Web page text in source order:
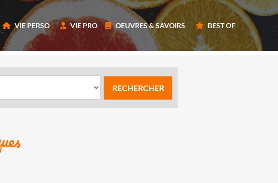
VIE PERSO VIE PRO OEUVRES & SAVOIRS BEST OF